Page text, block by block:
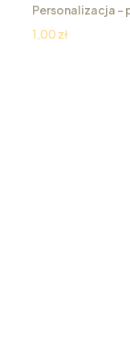
Personalizacja –
Cena
1,00 zł